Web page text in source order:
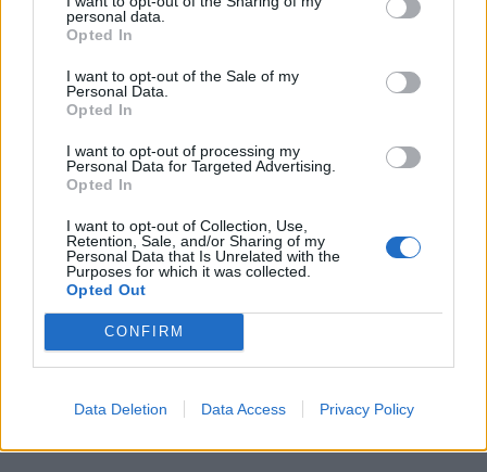
personal data.
Opted In
I want to opt-out of the Sale of my
Personal Data.
Opted In
I want to opt-out of processing my
Personal Data for Targeted Advertising.
Opted In
I want to opt-out of Collection, Use,
Retention, Sale, and/or Sharing of my
Personal Data that Is Unrelated with the
Purposes for which it was collected.
Opted Out
CONFIRM
Data Deletion Data Access Privacy Policy
Σε τι οφείλεται όμως αυτός ο καιρικός λήθαργος
Η απάντηση δίνεται παρατηρώντας τον πρώτο
μας χάρτη όπου απεικονίζεται το αέρινο τείχος
του αεροχειμάρρου και το οποίο στην ουσία
χωρίζει τη Γηραιά ήπειρο σε δύο τμήματα, όπου
προς τα βόρεια επικρατεί το Φθινόπωρο με
εξάρσεις Χειμώνα, ενώ νοτιότερα η Άνοιξη με
εξάρσεις Φθινοπώρου.
Αποδέχομαι τους
και την πολιτική απορρήτου
X